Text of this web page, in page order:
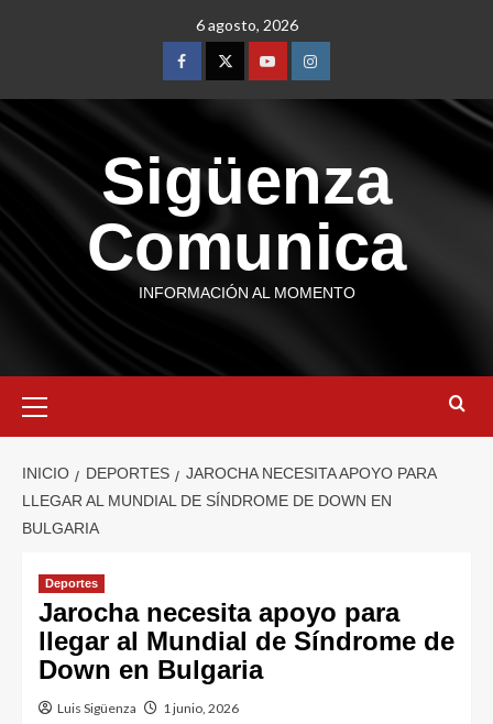
6 agosto, 2026
Sigüenza
Comunica
INFORMACIÓN AL MOMENTO
INICIO DEPORTES
JAROCHA NECESITA APOYO PARA
LLEGAR AL MUNDIAL DE SÍNDROME DE DOWN EN
BULGARIA
Deportes
Jarocha necesita apoyo para
llegar al Mundial de Síndrome de
Down en Bulgaria
Luis Sigüenza 1 junio, 2026